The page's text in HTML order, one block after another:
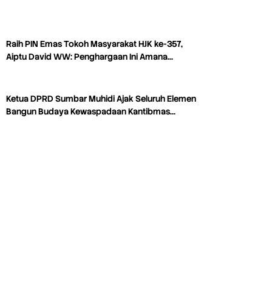
Raih PIN Emas Tokoh Masyarakat HJK ke-357,
Aiptu David WW: Penghargaan Ini Amana…
Ketua DPRD Sumbar Muhidi Ajak Seluruh Elemen
Bangun Budaya Kewaspadaan Kantibmas…